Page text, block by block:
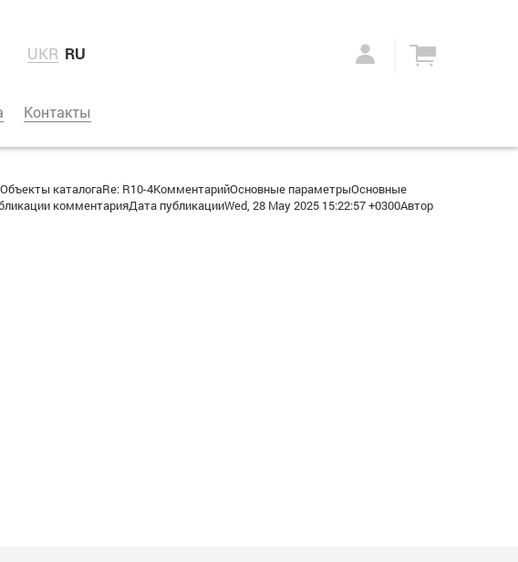
UKR RU
Контакты
каталогаRe: R10-4КомментарийОсновные параметрыОсновные
комментарияДата публикацииWed, 28 May 2025 15:22:57 +0300Автор